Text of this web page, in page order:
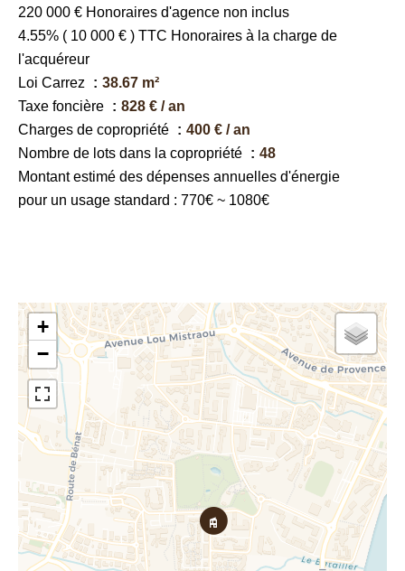
220 000 € Honoraires d'agence non inclus
4.55% ( 10 000 € ) TTC Honoraires à la charge de
l'acquéreur
Loi Carrez
38.67 m²
Taxe foncière
828 € / an
Charges de copropriété
400 € / an
Nombre de lots dans la copropriété
48
Montant estimé des dépenses annuelles d'énergie
pour un usage standard : 770€ ~ 1080€
+
−